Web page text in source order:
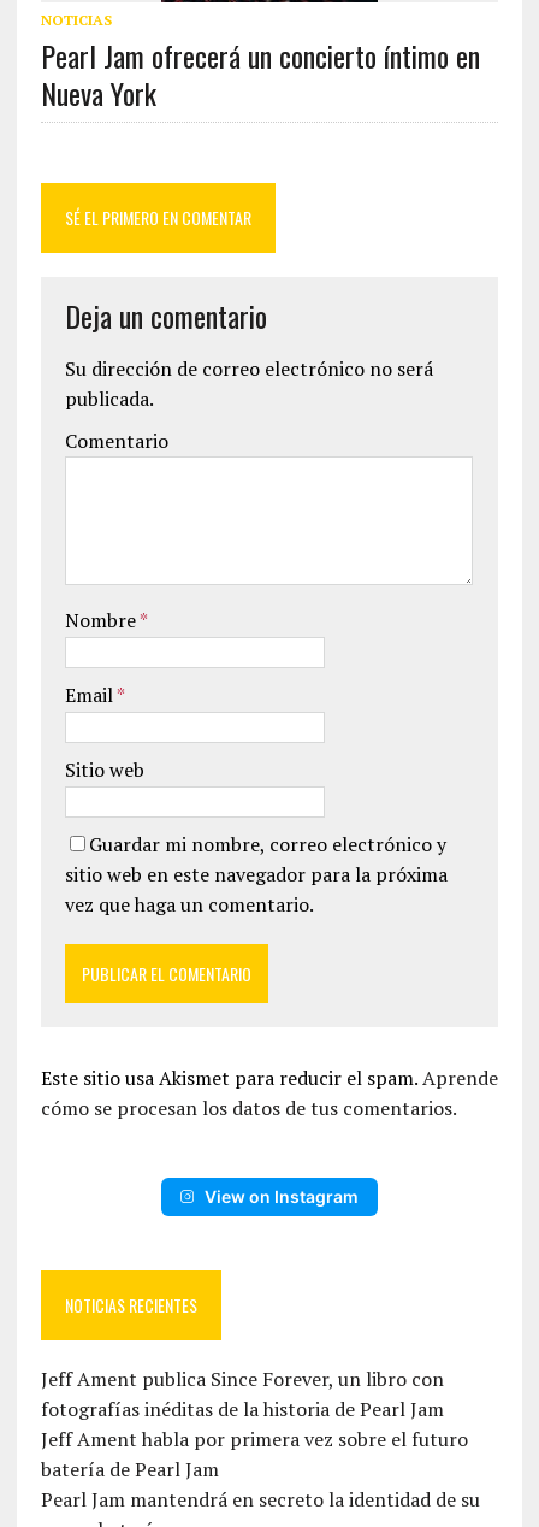
NOTICIAS
Pearl Jam ofrecerá un concierto íntimo en
Nueva York
SÉ EL PRIMERO EN COMENTAR
Deja un comentario
Su dirección de correo electrónico no será
publicada.
Comentario
Nombre*
Email*
Sitio web
Guardar mi nombre, correo electrónico y
sitio web en este navegador para la próxima
vez que haga un comentario.
Este sitio usa Akismet para reducir el spam.Aprende
cómo se procesan los datos de tus comentarios.
View on Instagram
NOTICIAS RECIENTES
Jeff Ament publica Since Forever, un libro con
fotografías inéditas de la historia de Pearl Jam
Jeff Ament habla por primera vez sobre el futuro
batería de Pearl Jam
Pearl Jam mantendrá en secreto la identidad de su